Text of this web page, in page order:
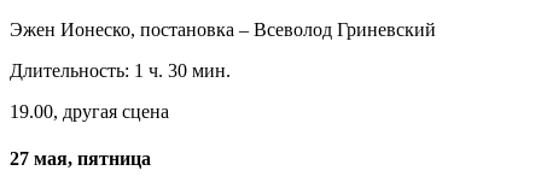
Эжен Ионеско, постановка – Всеволод Гриневский
Длительность: 1 ч. 30 мин.
19.00, другая сцена
27 мая, пятница